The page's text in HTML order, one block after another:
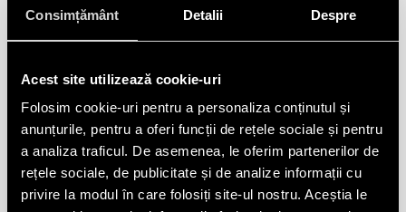
Consimțământ Detalii Despre
Acest site utilizează cookie-uri
Folosim cookie-uri pentru a personaliza conținutul și
anunțurile, pentru a oferi funcții de rețele sociale și pentru
a analiza traficul. De asemenea, le oferim partenerilor de
rețele sociale, de publicitate și de analize informații cu
privire la modul în care folosiți site-ul nostru. Aceștia le